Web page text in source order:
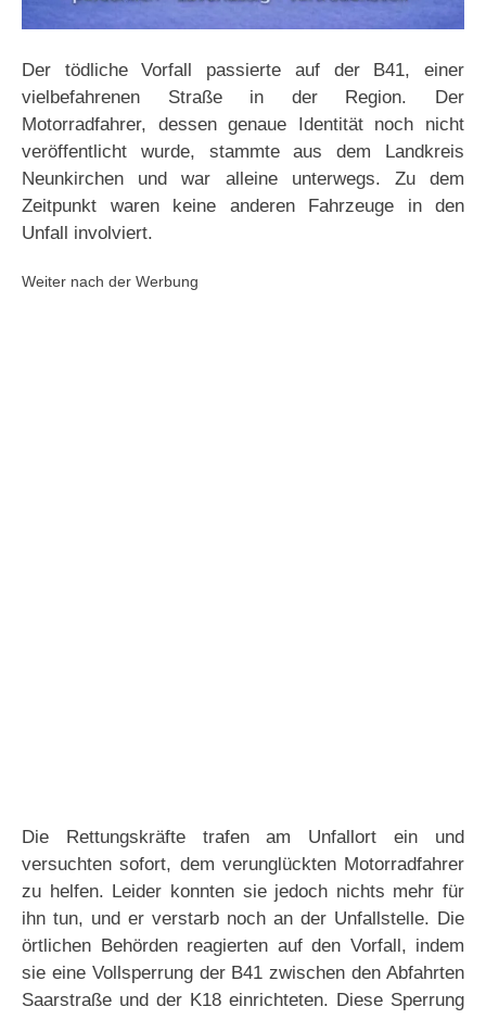
Der tödliche Vorfall passierte auf der B41, einer
vielbefahrenen Straße in der Region. Der
Motorradfahrer, dessen genaue Identität noch nicht
veröffentlicht wurde, stammte aus dem Landkreis
Neunkirchen und war alleine unterwegs. Zu dem
Zeitpunkt waren keine anderen Fahrzeuge in den
Unfall involviert.
Weiter nach der Werbung
Die Rettungskräfte trafen am Unfallort ein und
versuchten sofort, dem verunglückten Motorradfahrer
zu helfen. Leider konnten sie jedoch nichts mehr für
ihn tun, und er verstarb noch an der Unfallstelle. Die
örtlichen Behörden reagierten auf den Vorfall, indem
sie eine Vollsperrung der B41 zwischen den Abfahrten
Saarstraße und der K18 einrichteten. Diese Sperrung